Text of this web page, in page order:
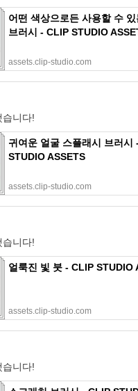
어떤 색상으로든 사용할 수
브러시 - CLIP STUDIO
assets.clip-studio.com
습니다!
귀여운 얼굴 스플래시 브러시
STUDIO ASSETS
assets.clip-studio.com
습니다!
얼룩진 빛 붓 - CLIP STUDIO
assets.clip-studio.com
습니다!